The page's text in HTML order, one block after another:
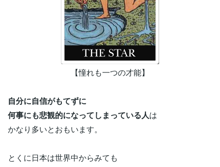
【憧れも一つの才能】
自分に自信がもてずに
何事にも悲観的になってしまっている人は
かなり多いとおもいます。
とくに日本は世界中からみても